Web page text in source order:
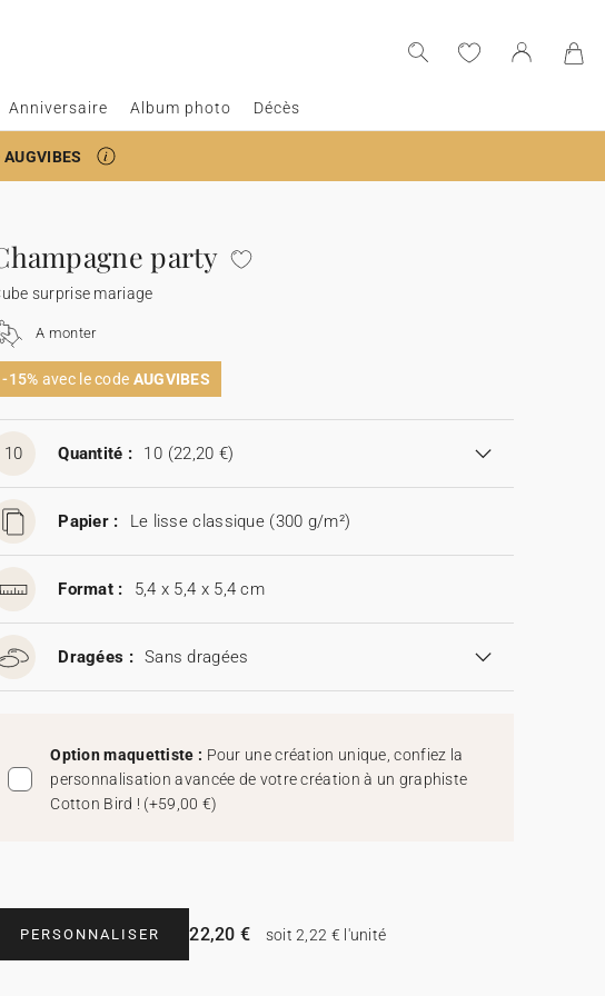
Anniversaire Album photo Décès
AUGVIBES
party
surprise mariage
A monter
-15% avec le code AUGVIBES
10 Quantité : 10 (22,20 €)
Papier : Le lisse classique (300 g/m²)
Format : 5,4 x 5,4 x 5,4 cm
Dragées : Sans dragées
Option maquettiste : Pour une création unique, confiez la
personnalisation avancée de votre création à un graphiste
Cotton Bird ! (+59,00 €)
PERSONNALISER 22,20 € soit 2,22 € l'unité